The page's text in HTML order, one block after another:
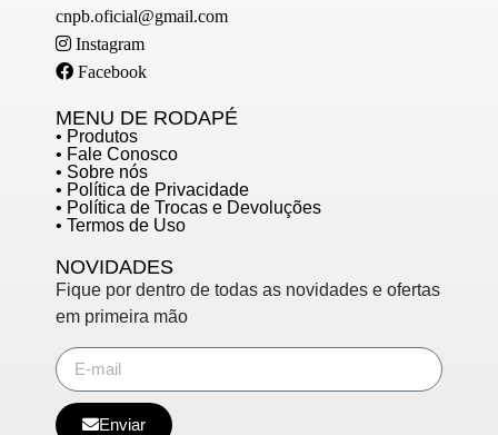
cnpb.oficial@gmail.com
Instagram
Facebook
MENU DE RODAPÉ
• Produtos
• Fale Conosco
• Sobre nós
• Política de Privacidade
• Política de Trocas e Devoluções
• Termos de Uso
NOVIDADES
Fique por dentro de todas as novidades e ofertas
em primeira mão
Enviar